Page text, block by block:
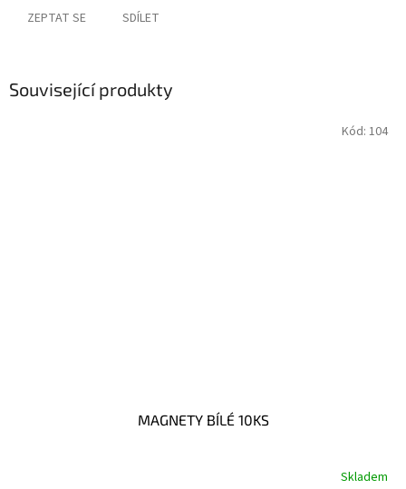
ZEPTAT SE SDÍLET
Související produkty
MAGNETY BÍLÉ 10KS
Skladem
Kód: 104